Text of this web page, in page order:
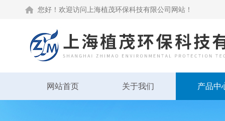
您好！欢迎访问上海植茂环保科技有限公司网站！
网站首页 关于我们 产品中